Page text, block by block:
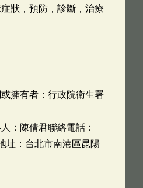
狀，預防，診斷，治療
擁有者：行政院衛生署
：陳倩君聯絡電話：
址：台北市南港區昆陽